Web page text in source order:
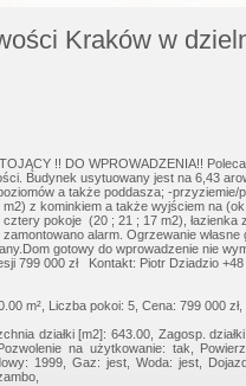
Kraków w
!! DO WPROWADZENIA!!
Budynek usytuowany jest na 6,43
a także poddasza; -przyziemie/
z kominkiem a także wyjściem na
pokoje (20 ; 21 ; 17 m2),
alarm. Ogrzewanie
gotowy do wprowadzenie nie
000 zł Kontakt: Piotr Dziadzio +48
m², Liczba pokoi: 5, Cena: 799 000 zł,
działki [m2]: 643.00, Zagosp.
na użytkowanie: tak,
1999, Gaz: jest, Woda: jest,